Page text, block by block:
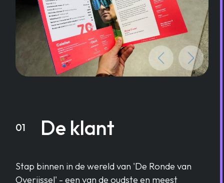
01 De klant
Stap binnen in de wereld van 'De Ronde van
Overijssel' - een van de oudste en meest